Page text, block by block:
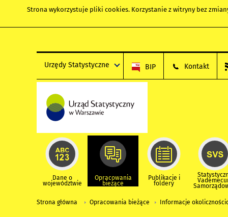
Strona wykorzystuje pliki cookies. Korzystanie z witryny bez
Urzędy Statystyczne BIP Kontakt
Dane o
województwie
Opracowania
bieżące
Publikacje i
foldery
Strona główna Opracowania bieżące Informacje